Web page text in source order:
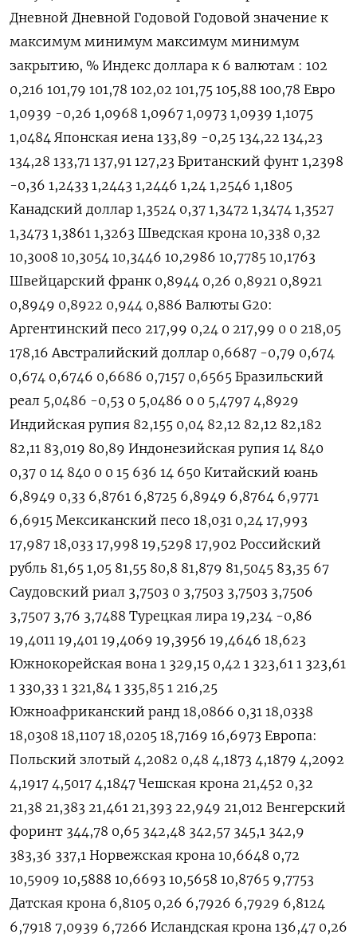
Дневной Дневной Годовой Годовой значение к
максимум минимум максимум минимум
закрытию, % Индекс доллара к 6 валютам : 102
0,216 101,79 101,78 102,02 101,75 105,88 100,78 Евро
1,0939 -0,26 1,0968 1,0967 1,0973 1,0939 1,1075
1,0484 Японская иена 133,89 -0,25 134,22 134,23
134,28 133,71 137,91 127,23 Британский фунт 1,2398
-0,36 1,2433 1,2443 1,2446 1,24 1,2546 1,1805
Канадский доллар 1,3524 0,37 1,3472 1,3474 1,3527
1,3473 1,3861 1,3263 Шведская крона 10,338 0,32
10,3008 10,3054 10,3446 10,2986 10,7785 10,1763
Швейцарский франк 0,8944 0,26 0,8921 0,8921
0,8949 0,8922 0,944 0,886 Валюты G20:
Аргентинский песо 217,99 0,24 0 217,99 0 0 218,05
178,16 Австралийский доллар 0,6687 -0,79 0,674
0,674 0,6746 0,6686 0,7157 0,6565 Бразильский
реал 5,0486 -0,53 0 5,0486 0 0 5,4797 4,8929
Индийская рупия 82,155 0,04 82,12 82,12 82,182
82,11 83,019 80,89 Индонезийская рупия 14 840
0,37 0 14 840 0 0 15 636 14 650 Китайский юань
6,8949 0,33 6,8761 6,8725 6,8949 6,8764 6,9771
6,6915 Мексиканский песо 18,031 0,24 17,993
17,987 18,033 17,998 19,5298 17,902 Российский
рубль 81,65 1,05 81,55 80,8 81,879 81,5045 83,35 67
Саудовский риал 3,7503 0 3,7503 3,7503 3,7506
3,7507 3,76 3,7488 Турецкая лира 19,234 -0,86
19,4011 19,401 19,4069 19,3956 19,4646 18,623
Южнокорейская вона 1 329,15 0,42 1 323,61 1 323,61
1 330,33 1 321,84 1 335,85 1 216,25
Южноафриканский ранд 18,0866 0,31 18,0338
18,0308 18,1107 18,0205 18,7169 16,6973 Европа:
Польский злотый 4,2082 0,48 4,1873 4,1879 4,2092
4,1917 4,5017 4,1847 Чешская крона 21,452 0,32
21,38 21,383 21,461 21,393 22,949 21,012 Венгерский
форинт 344,78 0,65 342,48 342,57 345,1 342,9
383,36 337,1 Норвежская крона 10,6648 0,72
10,5909 10,5888 10,6693 10,5658 10,8765 9,7753
Датская крона 6,8105 0,26 6,7926 6,7929 6,8124
6,7918 7,0939 6,7266 Исландская крона 136,47 0,26